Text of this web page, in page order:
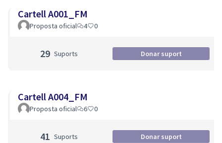
Cartell A001_FM
Proposta oficial 4 0
29 Suports Donar suport
Cartell A004_FM
Proposta oficial 6 0
41 Suports Donar suport